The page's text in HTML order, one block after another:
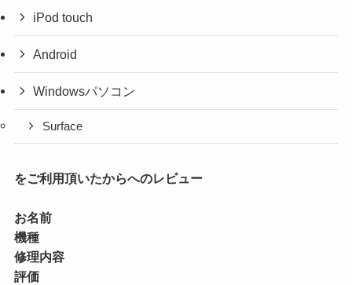
iPod touch
Android
Windowsパソコン
Surface
をご利用頂いたからへのレビュー
お名前
機種
修理内容
評価